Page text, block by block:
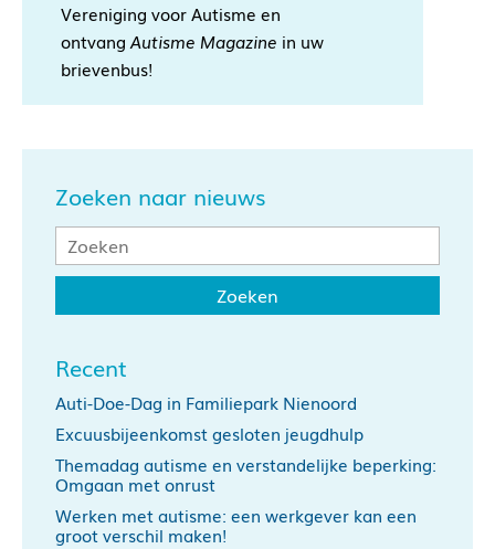
Vereniging voor Autisme en
ontvang Autisme Magazine in uw
brievenbus!
Zoeken naar nieuws
Recent
Auti-Doe-Dag in Familiepark Nienoord
Excuusbijeenkomst gesloten jeugdhulp
Themadag autisme en verstandelijke beperking:
Omgaan met onrust
Werken met autisme: een werkgever kan een
groot verschil maken!